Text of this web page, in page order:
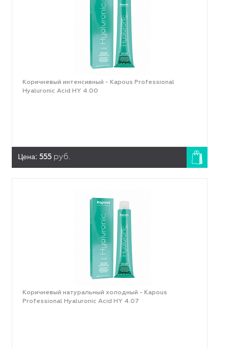
Коричневый интенсивный - Kapous Professional
Hyaluronic Acid HY 4.00
Цена: 555 руб.
Коричневый натуральный холодный - Kapous
Professional Hyaluronic Acid HY 4.07